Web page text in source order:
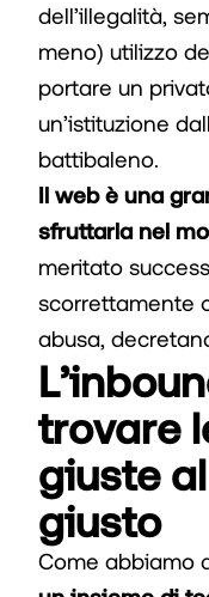
dell’illegalità,
meno) utilizzo
portare un
un’istituzione
battibaleno.
Il web è una
sfruttarla nel
meritato
scorrettamente
abusa,
trovare
giuste
giusto
Come abbiamo